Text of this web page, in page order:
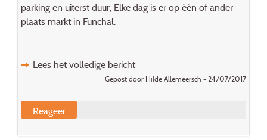
parking en uiterst duur; Elke dag is er op één of ander
plaats markt in Funchal.
Lees het volledige bericht
Gepost door Hilde Allemeersch - 24/07/2017
Reageer